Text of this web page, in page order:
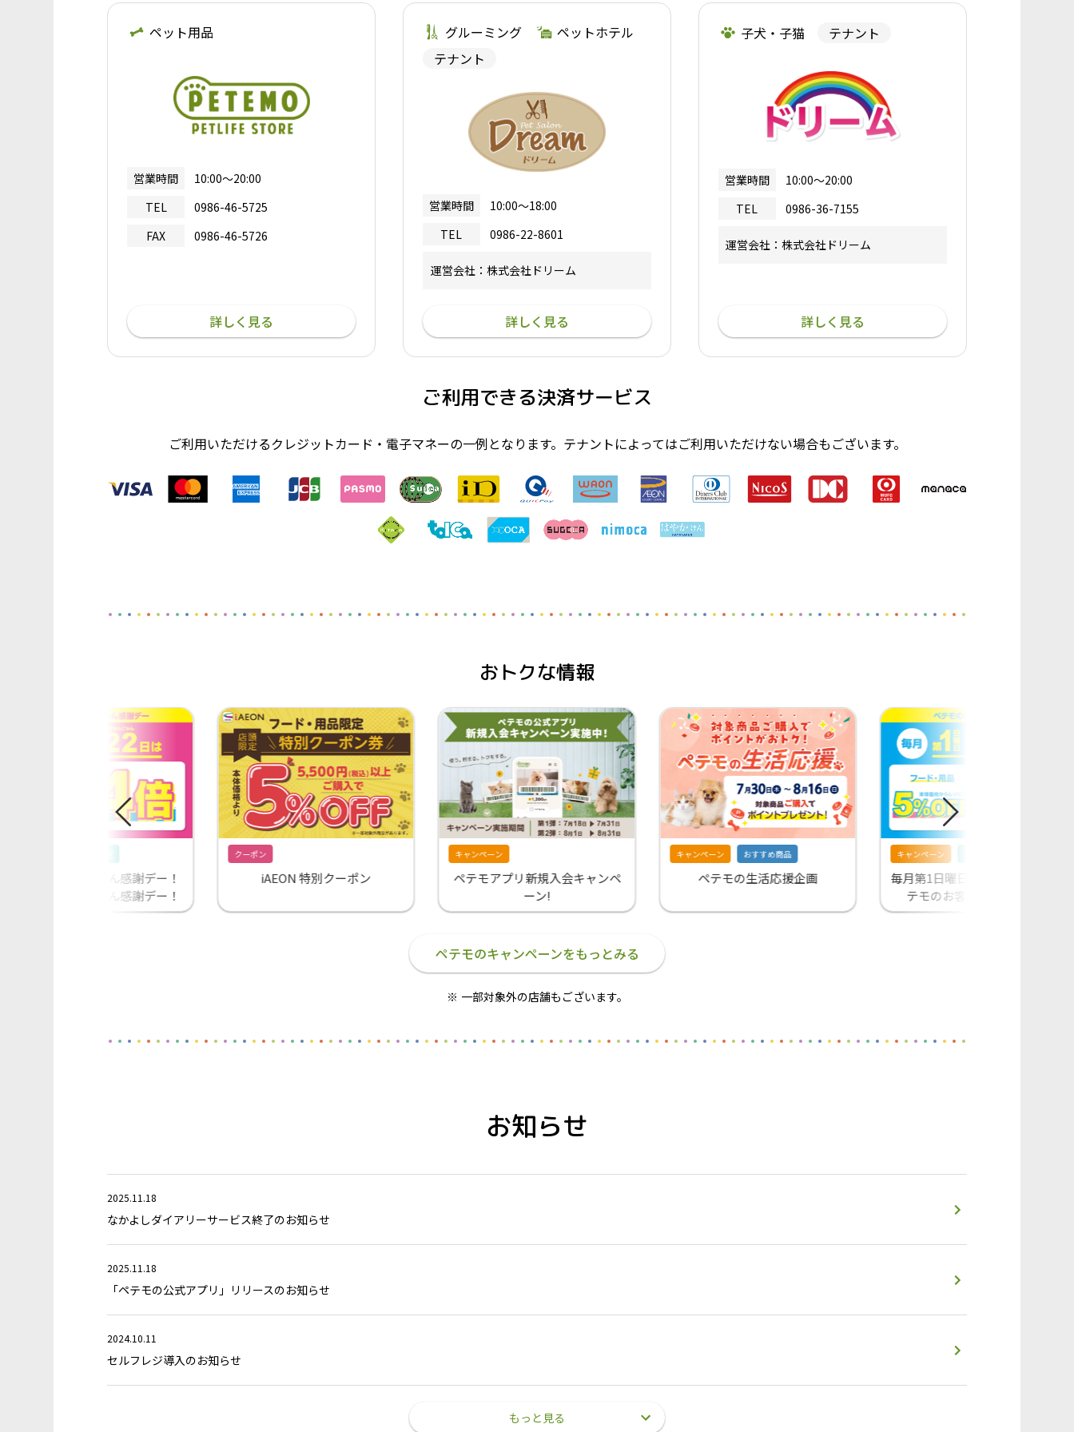
ペット用品
営業時間
10:00～20:00
TEL
0986-46-5725
FAX
0986-46-5726
詳しく見る
グルーミング
ペットホテル
テナント
営業時間
10:00～18:00
TEL
0986-22-8601
運営会社：株式会社ドリーム
詳しく見る
子犬・子猫 テナント
営業時間
10:00～20:00
TEL
0986-36-7155
運営会社：株式会社ドリーム
詳しく見る
ご利用できる決済サービス
ご利用いただけるクレジットカード・電子マネーの一例となります。テナントによってはご利用いただけない場合もございます。
おトクな情報
毎月11日はわんわん感謝デー！
22日はにゃんにゃん感謝デー！
クーポン
iAEON 特別クーポン
キャンペーン
ペテモアプリ新規入会キャンペ
ーン!
キャンペーン おすすめ商品
ペテモの生活応援企画
キャンペーン
毎月第1日曜日・20日・30日はペ
テモのお客さま感謝デー！
ペテモのキャンペーンをもっとみる
一部対象外の店舗もございます。
お知らせ
2025.11.18
なかよしダイアリーサービス終了のお知らせ
2025.11.18
「ペテモの公式アプリ」リリースのお知らせ
2024.10.11
セルフレジ導入のお知らせ
もっと見る